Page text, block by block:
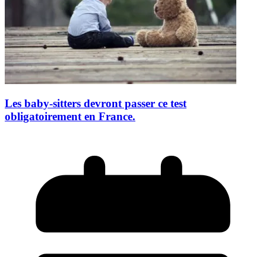
Les baby-sitters devront passer ce test
obligatoirement en France.